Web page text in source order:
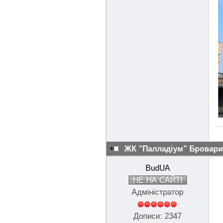
ЖК "Палладіум" Бровари
BudUA
НЕ НА САЙТІ
Адміністратор
Дописи: 2347